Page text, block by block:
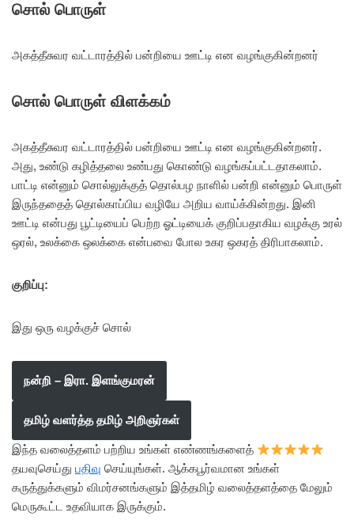
சொல் பொருள்
அகத்தீசுவர வட்டாரத்தில் பன்றியை ஊட்டி என வழங்குகின்றனர்
சொல் பொருள் விளக்கம்
அகத்தீசுவர வட்டாரத்தில் பன்றியை ஊட்டி என வழங்குகின்றனர்.
அது, உண்டு கழித்தலை உண்பது கொண்டு வழங்கப்பட்டதாகலாம்.
பாட்டி என்னும் சொல்லுக்குத் தொல்பழ நாளில் பன்றி என்னும் பொருள்
இருந்ததைத் தொல்காப்பிய வழியே அறிய வாய்க்கின்றது. இனி
ஊட்டி என்பது பூட்டியைப் பெற்ற ஓட்டியைக் குறிப்பதாகிய வழக்கு உரல்
ஒரல், உலக்கை ஒலக்கை என்பவை போல உகர ஒகரத் திரிபாகலாம்.
குறிப்பு:
இது ஒரு வழக்குச் சொல்
நன்றி – இரா. இளங்குமரன்
தமிழ் வளர்த்த தமிழ் அறிஞர்கள்
இந்த வலைத்தளம் பற்றிய உங்கள் எண்ணங்களைத்
தயவுசெய்து பதிவு செய்யுங்கள். ஆக்கபூர்வமான உங்கள்
கருத்துக்களும் விமர்சனங்களும் இத்தமிழ் வலைத்தளத்தை மேலும்
மெருகூட்ட உதவியாக இருக்கும்.